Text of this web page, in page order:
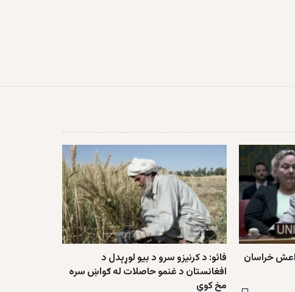
خراسان
فائو: د کرنیزو سرو د بیو لوړېدل د
افغانستان د غنمو حاصلات له ګواښ سره
مخ کوي